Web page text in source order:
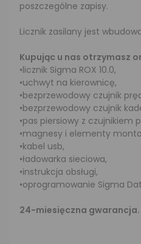
poszczególne zapisy.
Licznik zasilany jest
Kupując u nas otrzymasz
•licznik Sigma ROX 10.0,
•uchwyt na kierownicę,
•bezprzewodowy czujnik
•bezprzewodowy czujnik
•pas piersiowy z czujnikiem
•magnesy i elementy
•kabel usb,
•ładowarka sieciowa,
•instrukcja obsługi,
•oprogramowanie Sigma
24-miesięczna gwarancja.